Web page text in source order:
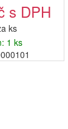
s DPH
ks
1 ks